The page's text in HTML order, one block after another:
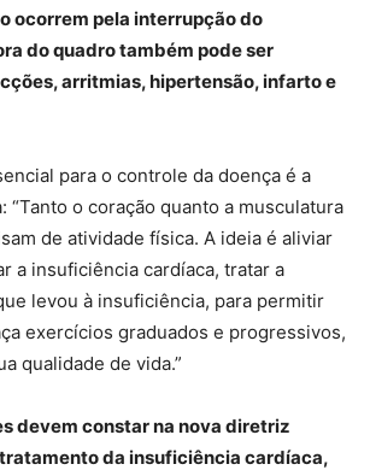
ocorrem pela interrupção do
do quadro também pode ser
arritmias, hipertensão, infarto e
para o controle da doença é a
“Tanto o coração quanto a musculatura
de atividade física. A ideia é aliviar
a insuficiência cardíaca, tratar a
levou à insuficiência, para permitir
exercícios graduados e progressivos,
qualidade de vida.”
devem constar na nova diretriz
da insuficiência cardíaca,